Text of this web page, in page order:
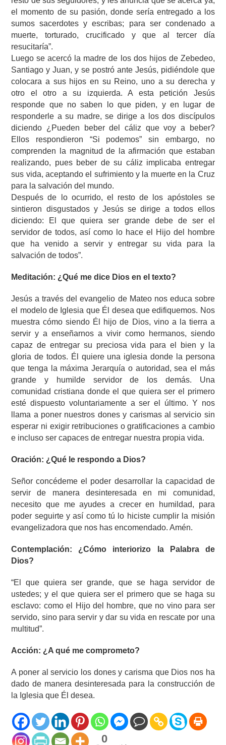
el momento de su pasión, donde sería entregado a los
sumos sacerdotes y escribas; para ser condenado a
muerte, torturado, crucificado y que al tercer día
resucitaría”.
Luego se acercó la madre de los dos hijos de Zebedeo,
Santiago y Juan, y se postró ante Jesús, pidiéndole que
colocara a sus hijos en su Reino, uno a su derecha y
otro el otro a su izquierda. A esta petición Jesús
responde que no saben lo que piden, y en lugar de
responderle a su madre, se dirige a los dos discípulos
diciendo ¿Pueden beber del cáliz que voy a beber?
Ellos respondieron “Si podemos” sin embargo, no
comprenden la magnitud de la afirmación que estaban
realizando, pues beber de su cáliz implicaba entregar
sus vida, aceptando el sufrimiento y la muerte en la Cruz
para la salvación del mundo.
Después de lo ocurrido, el resto de los apóstoles se
sintieron disgustados y Jesús se dirige a todos ellos
diciendo: El que quiera ser grande debe de ser el
servidor de todos, así como lo hace el Hijo del hombre
que ha venido a servir y entregar su vida para la
salvación de todos”.
Meditación: ¿Qué me dice Dios en el texto?
Jesús a través del evangelio de Mateo nos educa sobre
el modelo de Iglesia que Él desea que edifiquemos. Nos
muestra cómo siendo Él hijo de Dios, vino a la tierra a
servir y a enseñarnos a vivir como hermanos, siendo
capaz de entregar su preciosa vida para el bien y la
gloria de todos. Él quiere una iglesia donde la persona
que tenga la máxima Jerarquía o autoridad, sea el más
grande y humilde servidor de los demás. Una
comunidad cristiana donde el que quiera ser el primero
esté dispuesto voluntariamente a ser el último. Y nos
llama a poner nuestros dones y carismas al servicio sin
esperar ni exigir retribuciones o gratificaciones a cambio
e incluso ser capaces de entregar nuestra propia vida.
Oración: ¿Qué le respondo a Dios?
Señor concédeme el poder desarrollar la capacidad de
servir de manera desinteresada en mi comunidad,
necesito que me ayudes a crecer en humildad, para
poder seguirte y así como tú lo hiciste cumplir la misión
evangelizadora que nos has encomendado. Amén.
Contemplación: ¿Cómo interiorizo la Palabra de
Dios?
“El que quiera ser grande, que se haga servidor de
ustedes; y el que quiera ser el primero que se haga su
esclavo: como el Hijo del hombre, que no vino para ser
servido, sino para servir y dar su vida en rescate por una
multitud”.
Acción: ¿A qué me comprometo?
A poner al servicio los dones y carisma que Dios nos ha
dado de manera desinteresada para la construcción de
la Iglesia que Él desea.
0